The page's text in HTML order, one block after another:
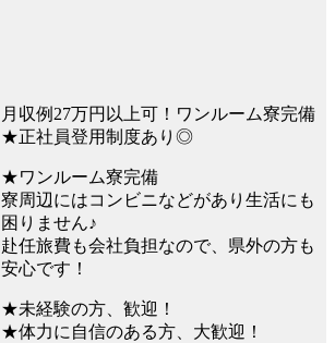
月収例27万円以上可！ワンルーム寮完備
★正社員登用制度あり◎
★ワンルーム寮完備
寮周辺にはコンビニなどがあり生活にも
困りません♪
赴任旅費も会社負担なので、県外の方も
安心です！
★未経験の方、歓迎！
★体力に自信のある方、大歓迎！